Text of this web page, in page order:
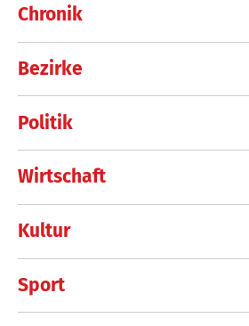
Chronik
Bezirke
Politik
Wirtschaft
Kultur
Sport